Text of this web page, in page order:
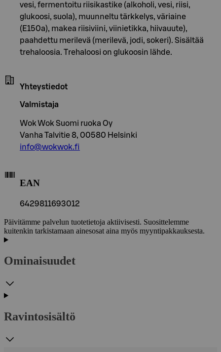
vesi, fermentoitu riisikastike (alkoholi, vesi, riisi,
glukoosi, suola), muunneltu tärkkelys, väriaine
(E150a), makea riisiviini, viinietikka, hiivauute),
paahdettu merilevä (merilevä, jodi, sokeri). Sisältää
trehaloosia. Trehaloosi on glukoosin lähde.
Yhteystiedot
Valmistaja
Wok Wok Suomi ruoka Oy
Vanha Talvitie 8, 00580 Helsinki
info@wokwok.fi
EAN
6429811693012
Päivitämme palvelun tuotetietoja aktiivisesti. Suosittelemme
kuitenkin tarkistamaan ainesosat aina myös myyntipakkauksesta.
Ominaisuudet
Ravintosisältö